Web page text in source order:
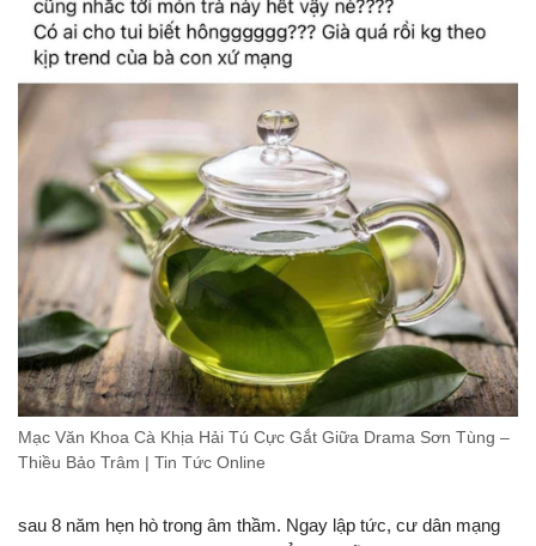
Mạc Văn Khoa Cà Khịa Hải Tú Cực Gắt Giữa Drama Sơn Tùng –
Thiều Bảo Trâm | Tin Tức Online
sau 8 năm hẹn hò trong âm thầm. Ngay lập tức, cư dân mạng